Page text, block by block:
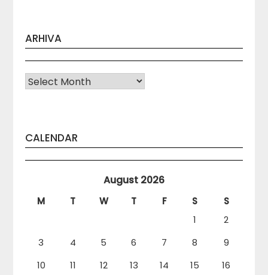
ARHIVA
Arhiva
CALENDAR
August 2026
M T W T F S
S
1
2
3
4 5 6 7 8
9
10
11 12 13 14 15
16